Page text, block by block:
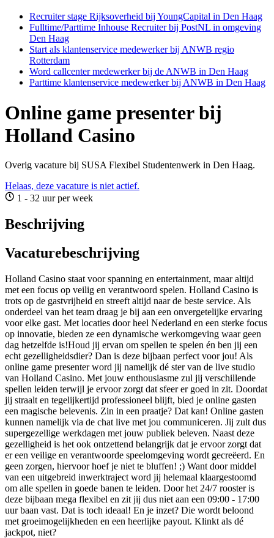
Recruiter stage Rijksoverheid bij YoungCapital in Den Haag
Fulltime/Parttime Inhouse Recruiter bij PostNL in omgeving
Den Haag
Start als klantenservice medewerker bij ANWB regio
Rotterdam
Word callcenter medewerker bij de ANWB in Den Haag
Parttime klantenservice medewerker bij ANWB in Den Haag
Online game presenter bij
Holland Casino
Overig vacature bij SUSA Flexibel Studentenwerk in Den Haag.
Helaas, deze vacature is niet actief.
1 - 32 uur per week
Beschrijving
Vacaturebeschrijving
Holland Casino staat voor spanning en entertainment, maar altijd
met een focus op veilig en verantwoord spelen. Holland Casino is
trots op de gastvrijheid en streeft altijd naar de beste service. Als
onderdeel van het team draag je bij aan een onvergetelijke ervaring
voor elke gast. Met locaties door heel Nederland en een sterke focus
op innovatie, bieden ze een dynamische werkomgeving waar geen
dag hetzelfde is!Houd jij ervan om spellen te spelen én ben jij een
echt gezelligheidsdier? Dan is deze bijbaan perfect voor jou! Als
online game presenter word jij namelijk dé ster van de live studio
van Holland Casino. Met jouw enthousiasme zul jij verschillende
spellen leiden terwijl je ervoor zorgt dat sfeer er goed in zit. Doordat
jij straalt en tegelijkertijd professioneel blijft, bied je online gasten
een magische belevenis. Zin in een praatje? Dat kan! Online gasten
kunnen namelijk via de chat live met jou communiceren. Jij zult dus
supergezellige werkdagen met jouw publiek beleven. Naast deze
gezelligheid is het ook ontzettend belangrijk dat je ervoor zorgt dat
er een veilige en verantwoorde speelomgeving wordt gecreëerd. En
geen zorgen, hiervoor hoef je niet te bluffen! ;) Want door middel
van een uitgebreid inwerktraject word jij helemaal klaargestoomd
om alle spellen in goede banen te leiden. Door het 24/7 rooster is
deze bijbaan mega flexibel en zit jij dus niet aan een 09:00 - 17:00
uur baan vast. Dat is toch ideaal! En je inzet? Die wordt beloond
met groeimogelijkheden en een heerlijke payout. Klinkt als dé
jackpot, niet?